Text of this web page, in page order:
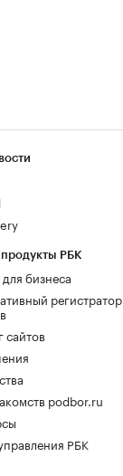
РБК
бизнеса
регистратор
сайтов
podbor.ru
РБК